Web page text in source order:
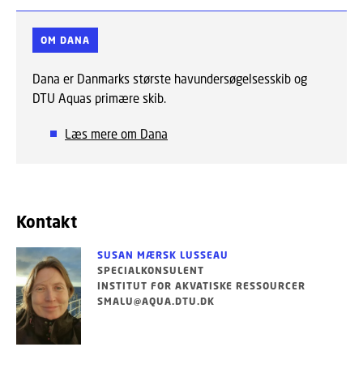
OM DANA
Dana er Danmarks største havundersøgelsesskib og
DTU Aquas primære skib.
Læs mere om Dana
Kontakt
SUSAN MÆRSK LUSSEAU
SPECIALKONSULENT
INSTITUT FOR AKVATISKE RESSOURCER
SMALU@AQUA.DTU.DK